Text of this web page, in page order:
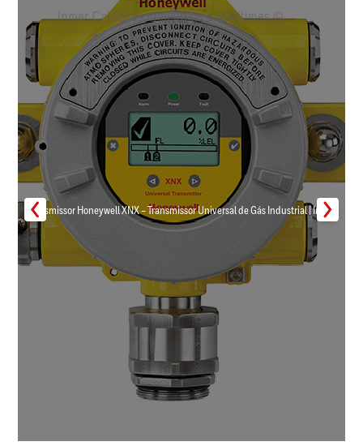
Transmissor Honeywell XNX – Transmissor Universal de Gás Industrial | Inmar